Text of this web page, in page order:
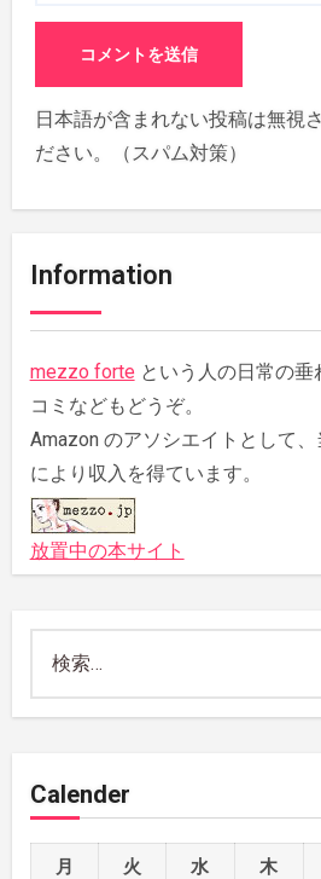
日本語が含まれない投稿は無視
ださい。（スパム対策）
Information
mezzo forte という人の日常の
コミなどもどうぞ。
Amazon のアソシエイトとして
により収入を得ています。
放置中の本サイト
Calender
月 火 水 木